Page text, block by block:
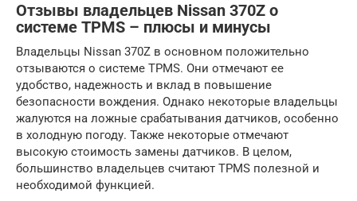
Отзывы владельцев Nissan 370Z о
системе TPMS – плюсы и минусы
Владельцы Nissan 370Z в основном положительно
отзываются о системе TPMS. Они отмечают ее
удобство, надежность и вклад в повышение
безопасности вождения. Однако некоторые владельцы
жалуются на ложные срабатывания датчиков, особенно
в холодную погоду. Также некоторые отмечают
высокую стоимость замены датчиков. В целом,
большинство владельцев считают TPMS полезной и
необходимой функцией.